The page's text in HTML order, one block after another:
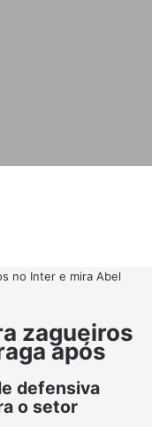
no Inter e mira Abel
zagueiros
após
defensiva
o setor